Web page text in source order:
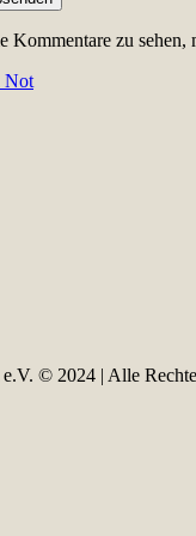
zu sehen,
© 2024 | Alle